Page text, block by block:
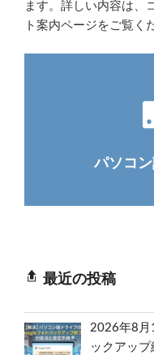
ます。詳しい内容は、
ト案内ページをご覧く
パソコ
最近の投稿
2026年8月
ックアッ